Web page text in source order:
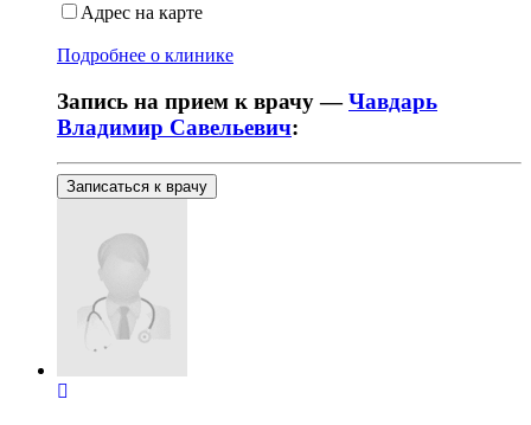
Адрес на карте
Подробнее о клинике
Запись на прием к врачу —Чавдарь
Владимир Савельевич:
Записаться к врачу